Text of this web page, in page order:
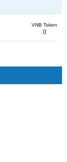
VNB Token
0